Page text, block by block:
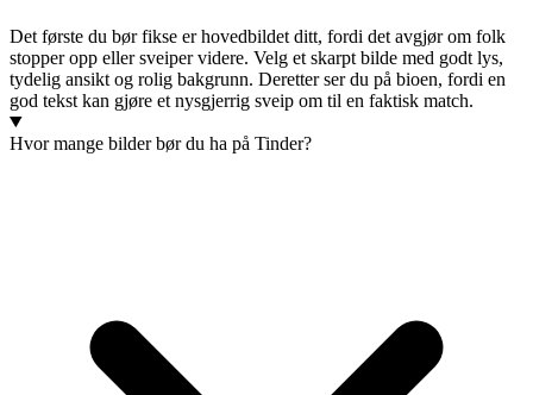
Det første du bør fikse er hovedbildet ditt, fordi det avgjør om folk
stopper opp eller sveiper videre. Velg et skarpt bilde med godt lys,
tydelig ansikt og rolig bakgrunn. Deretter ser du på bioen, fordi en
god tekst kan gjøre et nysgjerrig sveip om til en faktisk match.
Hvor mange bilder bør du ha på Tinder?